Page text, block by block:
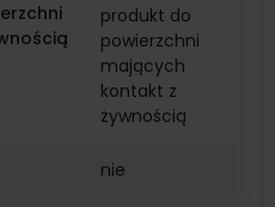
produkt do
powierzchni
mających
kontakt z
żywnością
nie